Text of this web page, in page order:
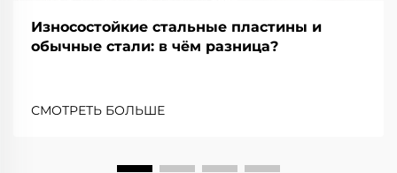
Износостойкие стальные пластины и
обычные стали: в чём разница?
СМОТРЕТЬ БОЛЬШЕ